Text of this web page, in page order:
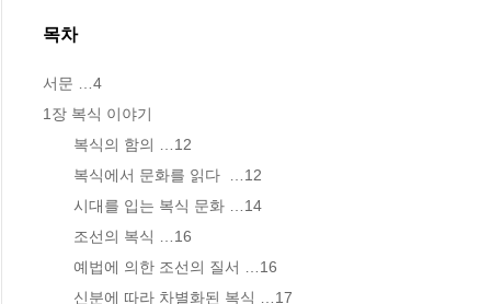
목차
서문 …4
1장 복식 이야기